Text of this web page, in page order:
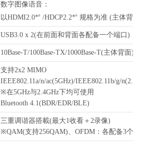
数字图像语音：
以HDMI2.0*8 /HDCP2.2*9 规格为准 (主体背
USB3.0 x 2(在前面和背面各配备一个端口)
10Base-T/100Base-TX/1000Base-T(主体背面)
支持2x2 MIMO
IEEE802.11a/n/ac(5GHz)/IEEE802.11b/g/
※在5GHz与2.4GHz下均可使用
Bluetooth 4.1(BDR/EDR/BLE)
三重调谐器搭載(最大1收看＋2录像)
※QAM(支持256QAM)、OFDM：各配备3个